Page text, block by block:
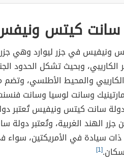
سانت كيتس
ونيفيس في جزر ليوارد وهي
الكاريبي، وبحيث تشكل الحدود
الكاريبي والمحيط الأطلسي،
وسانت لوسيا وسانت
ودولة سانت كيتس ونيفيس تُعتبر
جزر الهند الغربية، وتُعتبر دولة
سيادة في الأمريكتين، سواء
[1]